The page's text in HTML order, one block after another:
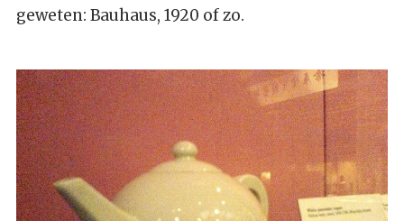
geweten: Bauhaus, 1920 of zo.